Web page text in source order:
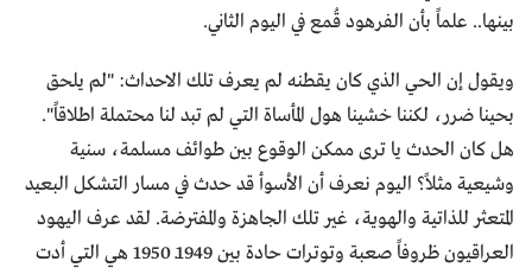
بينها.. علماً بأن الفرهود قُمع في اليوم الثاني.
ويقول إن الحي الذي كان يقطنه لم يعرف تلك الاحداث: "لم يلحق
بحينا ضرر، لكننا خشينا هول المأساة التي لم تبد لنا محتملة اطلاقاً".
هل كان الحدث يا ترى ممكن الوقوع بين طوائف مسلمة، سنية
وشيعية مثلاً؟ اليوم نعرف أن الأسوأ قد حدث في مسار التشكل البعيد
المتعثر للذاتية والهوية، غير تلك الجاهزة والمفترضة. لقد عرف اليهود
العراقيون ظروفاً صعبة وتوترات حادة بين 1949ــ 1950 هي التي أدت